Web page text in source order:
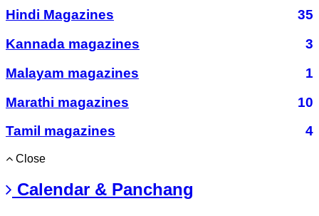
Hindi Magazines
35
Kannada magazines
3
Malayam magazines
1
Marathi magazines
10
Tamil magazines
4
Close
Calendar & Panchang